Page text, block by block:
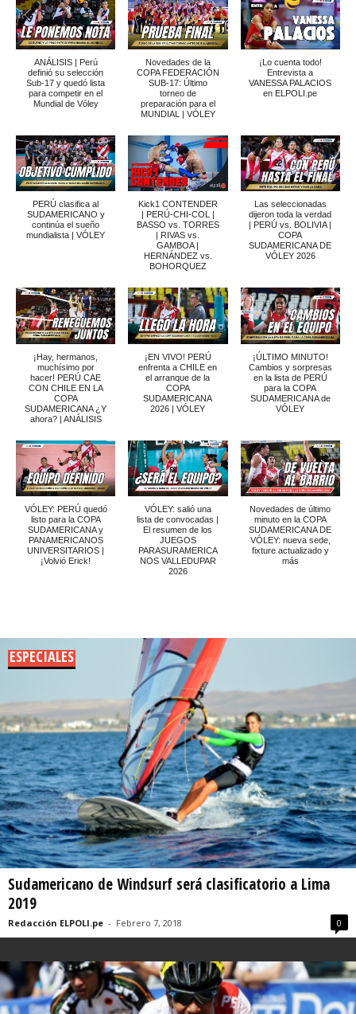
ANÁLISIS | Perú
definió su selección
Sub-17 y quedó lista
para competir en el
Mundial de Vóley
Novedades de la
COPA FEDERACIÓN
SUB-17: Último
torneo de
preparación para el
MUNDIAL | VÓLEY
¡Lo cuenta todo!
Entrevista a
VANESSA PALACIOS
en ELPOLI.pe
PERÚ clasifica al
SUDAMERICANO y
continúa el sueño
mundialista | VÓLEY
Kick1 CONTENDER
| PERÚ-CHI-COL |
BASSO vs. TORRES
| RIVAS vs.
GAMBOA |
HERNÁNDEZ vs.
BOHORQUEZ
Las seleccionadas
dijeron toda la verdad
| PERÚ vs. BOLIVIA |
COPA
SUDAMERICANA DE
VÓLEY 2026
¡Hay, hermanos,
muchísimo por
hacer! PERÚ CAE
CON CHILE EN LA
COPA
SUDAMERICANA ¿Y
ahora? | ANÁLISIS
¡EN VIVO! PERÚ
enfrenta a CHILE en
el arranque de la
COPA
SUDAMERICANA
2026 | VÓLEY
¡ÚLTIMO MINUTO!
Cambios y sorpresas
en la lista de PERÚ
para la COPA
SUDAMERICANA de
VÓLEY
VÓLEY: PERÚ quedó
listo para la COPA
SUDAMERICANA y
PANAMERICANOS
UNIVERSITARIOS |
¡Volvió Erick!
VÓLEY: salió una
lista de convocadas |
El resumen de los
JUEGOS
PARASURAMERICA
NOS VALLEDUPAR
2026
Novedades de último
minuto en la COPA
SUDAMERICANA DE
VÓLEY: nueva sede,
fixture actualizado y
más
ESPECIALES
Sudamericano de Windsurf será clasificatorio a Lima
2019
Redacción ELPOLI.pe - Febrero 7, 2018 0